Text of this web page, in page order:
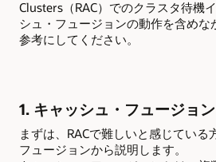
Clusters（RAC）でのクラスタ待機
シュ・フュージョンの動作を含めな
参考にしてください。
1. キャッシュ・フュージョン
まずは、RACで難しいと感じている
フュージョンから説明します。